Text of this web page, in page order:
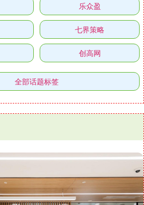
乐众盈
七界策略
创高网
全部话题标签